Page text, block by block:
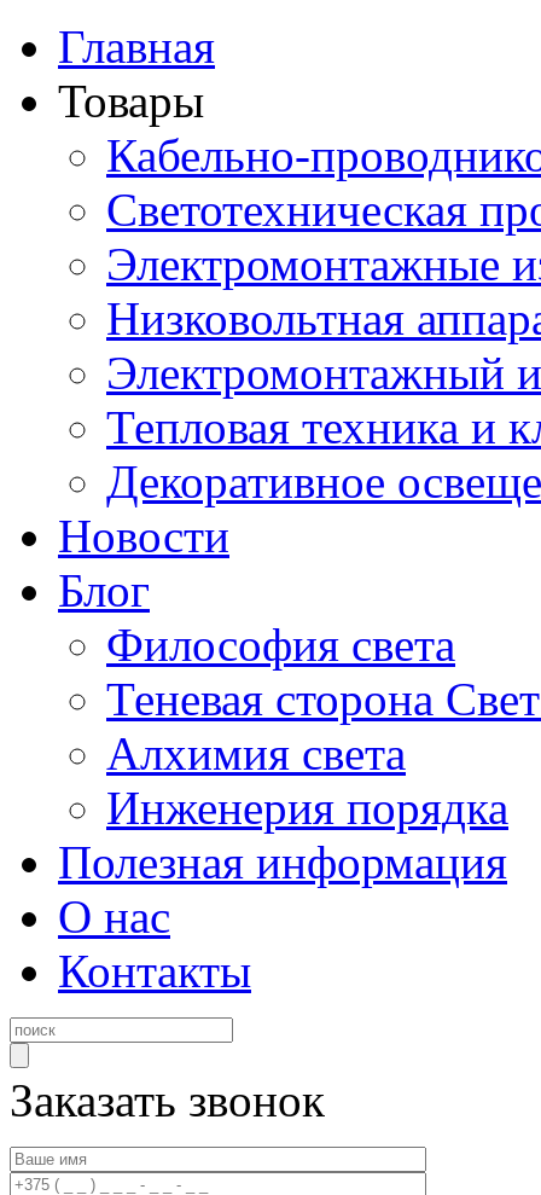
Главная
Товары
Кабельно-
Светотехническая
Электромонтажные
Низковольтная
Электромонтажный
Тепловая техника и
Декоративное
Новости
Блог
Философия света
Теневая сторона
Алхимия света
Инженерия порядка
Полезная информация
О нас
Контакты
Заказать звонок